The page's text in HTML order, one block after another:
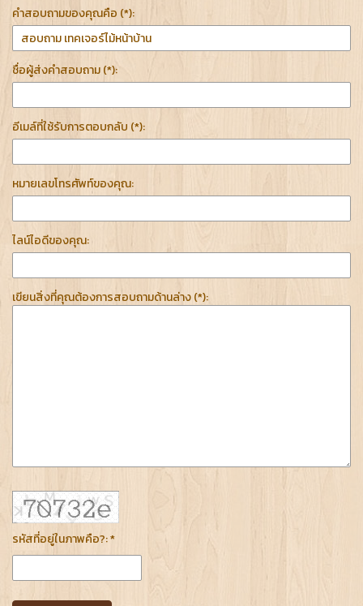
คำสอบถามของคุณคือ (*):
ชื่อผู้ส่งคำสอบถาม (*):
อีเมล์ที่ใช้รับการตอบกลับ (*):
หมายเลขโทรศัพท์ของคุณ:
ไลน์ไอดีของคุณ:
เขียนสิ่งที่คุณต้องการสอบถามด้านล่าง (*):
รหัสที่อยู่ในภาพคือ?: *